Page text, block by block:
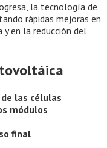
la tecnología de
rápidas mejoras en
en la reducción del
las células
módulos
final